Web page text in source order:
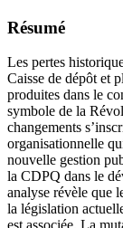
Résumé
Les pertes
Caisse de dépôt et
produites dans le
symbole de la
changements
organisationnelle
nouvelle gestion
la CDPQ dans le
analyse révèle que
la législation